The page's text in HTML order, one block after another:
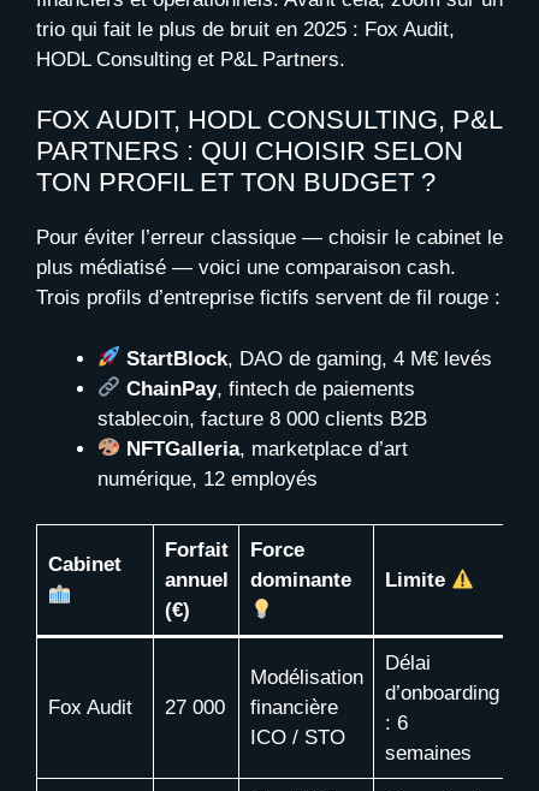
trio qui fait le plus de bruit en 2025 : Fox Audit,
HODL Consulting et P&L Partners.
FOX AUDIT, HODL CONSULTING, P&L
PARTNERS : QUI CHOISIR SELON
TON PROFIL ET TON BUDGET ?
Pour éviter l’erreur classique — choisir le cabinet le
plus médiatisé — voici une comparaison cash.
Trois profils d’entreprise fictifs servent de fil rouge :
StartBlock, DAO de gaming, 4 M€ levés
ChainPay, fintech de paiements
stablecoin, facture 8 000 clients B2B
NFTGalleria, marketplace d’art
numérique, 12 employés
Cabinet
Forfait
annuel
(€)
Force
dominante
Limite
Fox Audit 27 000
Modélisation
financière
ICO / STO
Délai
d’onboarding
: 6
semaines